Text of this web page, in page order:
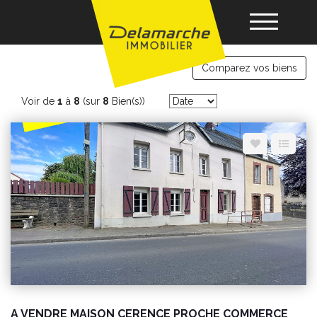
Louer
Vendre
Gérance
Nos agences
immobilier Cerences
Comparez vos biens
Voir de 1 à 8 (sur 8 Bien(s))
A VENDRE MAISON CERENCE PROCHE COMMERCE